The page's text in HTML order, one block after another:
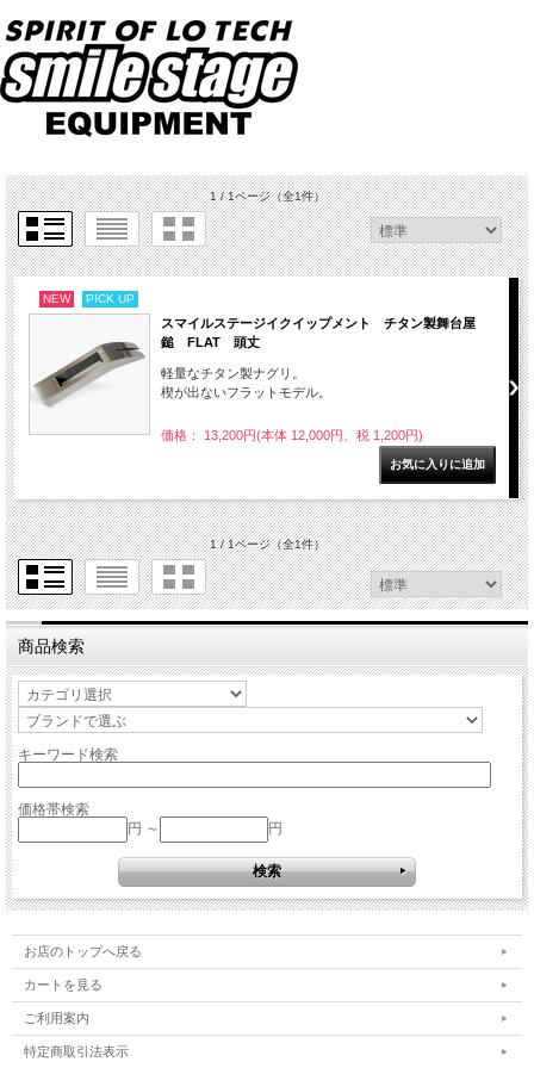
1 / 1ページ（全1件）
NEW PICK UP
スマイルステージイクイップメント チタン製舞台屋
鎚 FLAT 頭丈
軽量なチタン製ナグリ。
楔が出ないフラットモデル。
価格： 13,200円(本体 12,000円、税 1,200円)
1 / 1ページ（全1件）
商品検索
キーワード検索
価格帯検索
円 ～
円
お店のトップへ戻る
カートを見る
ご利用案内
特定商取引法表示